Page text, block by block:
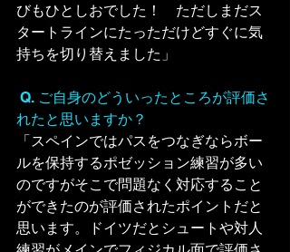
びもひとしおでした！　ただしまだス
タートラインにたっただけどすぐに気
持ちを切り替えました」
Q. ご自身のどういったところが評価さ
れたと思いますか？
「スペインではパスをつなぎならボー
ルを保持するポゼッション練習が多い
のですがそこで問題なく対応すること
ができたのが評価されたポイントだと
思います。ドイツだとシュートや対人